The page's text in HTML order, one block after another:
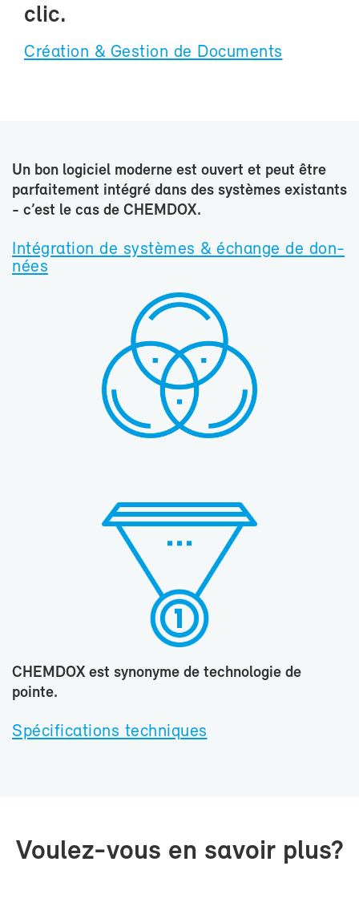
clic.
Créa­tion & Ges­tion de Do­cu­ments
Un bon lo­gi­ciel mo­derne est ou­vert et peut être
par­fai­te­ment in­té­gré dans des sys­tèmes exis­tants
- c’est le cas de CHEM­DOX.
In­té­gra­tion de sys­tèmes & échange de don­
nées
CHEM­DOX est sy­no­nyme de tech­no­lo­gie de
pointe.
Spé­ci­fi­ca­tions tech­niques
Voulez-​vous en sa­voir plus?